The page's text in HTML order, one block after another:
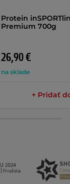
Protein
Premium 700g
26,90 €
na sklade
+ Pridať